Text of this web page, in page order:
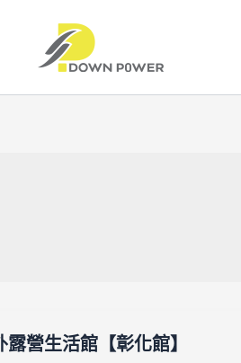
露營生活館【彰化館】